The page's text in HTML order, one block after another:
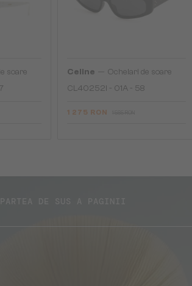
soare
Celine
Ochelari de soare
CL40252I - 01A - 58
1 275 RON